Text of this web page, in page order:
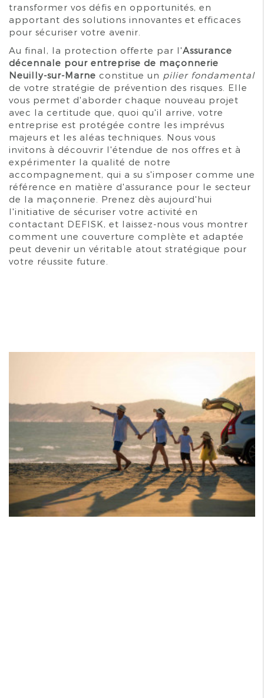
transformer vos défis en opportunités, en
apportant des solutions innovantes et efficaces
pour sécuriser votre avenir.
Au final, la protection offerte par l'Assurance
décennale pour entreprise de maçonnerie
Neuilly-sur-Marne constitue un pilier fondamental
de votre stratégie de prévention des risques. Elle
vous permet d'aborder chaque nouveau projet
avec la certitude que, quoi qu'il arrive, votre
entreprise est protégée contre les imprévus
majeurs et les aléas techniques. Nous vous
invitons à découvrir l'étendue de nos offres et à
expérimenter la qualité de notre
accompagnement, qui a su s'imposer comme une
référence en matière d'assurance pour le secteur
de la maçonnerie. Prenez dès aujourd'hui
l'initiative de sécuriser votre activité en
contactant DEFISK, et laissez-nous vous montrer
comment une couverture complète et adaptée
peut devenir un véritable atout stratégique pour
votre réussite future.